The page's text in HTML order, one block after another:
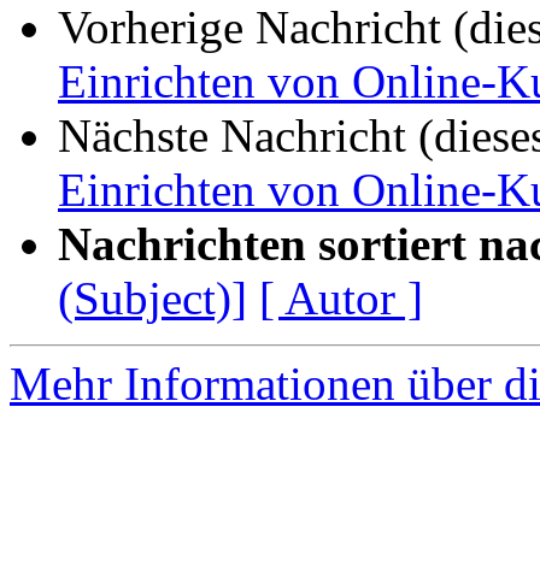
Vorherige Nachricht
Einrichten von Online-
Nächste Nachricht
Einrichten von Online-
Nachrichten sortiert
(Subject)] [ Autor ]
Mehr Informationen über